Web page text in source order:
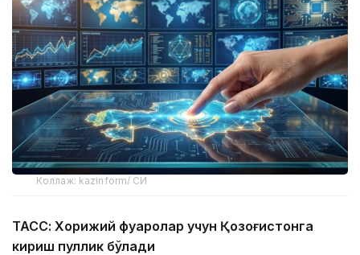
Коллаж: kazinform/ СИ
ТАСС: Хорижий фуқаролар учун Қозоғистонга
кириш пуллик бўлади